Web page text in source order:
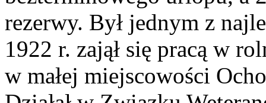
rezerwy. Był jednym z
1922 r. zajął się pracą w
w małej miejscowości